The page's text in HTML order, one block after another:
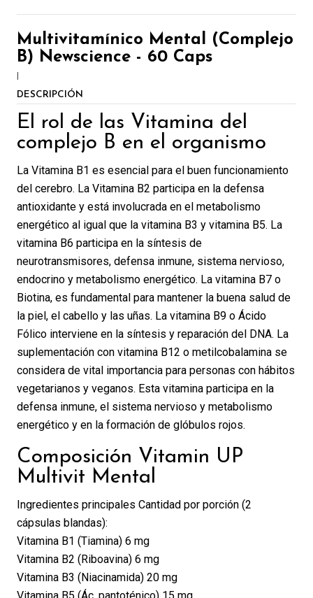
Multivitamínico Mental (Complejo
B) Newscience - 60 Caps
|
DESCRIPCIÓN
El rol de las Vitamina del
complejo B en el organismo
La Vitamina B1 es esencial para el buen funcionamiento
del cerebro. La Vitamina B2 participa en la defensa
antioxidante y está involucrada en el metabolismo
energético al igual que la vitamina B3 y vitamina B5. La
vitamina B6 participa en la síntesis de
neurotransmisores, defensa inmune, sistema nervioso,
endocrino y metabolismo energético. La vitamina B7 o
Biotina, es fundamental para mantener la buena salud de
la piel, el cabello y las uñas. La vitamina B9 o Ácido
Fólico interviene en la síntesis y reparación del DNA. La
suplementación con vitamina B12 o metilcobalamina se
considera de vital importancia para personas con hábitos
vegetarianos y veganos. Esta vitamina participa en la
defensa inmune, el sistema nervioso y metabolismo
energético y en la formación de glóbulos rojos.
Composición Vitamin UP
Multivit Mental
Ingredientes principales Cantidad por porción (2
cápsulas blandas):
Vitamina B1 (Tiamina) 6 mg
Vitamina B2 (Riboavina) 6 mg
Vitamina B3 (Niacinamida) 20 mg